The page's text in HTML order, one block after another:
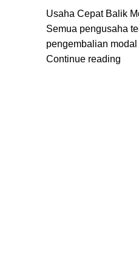
Usaha Cepat Balik
Semua pengusaha
pengembalian
Continue reading